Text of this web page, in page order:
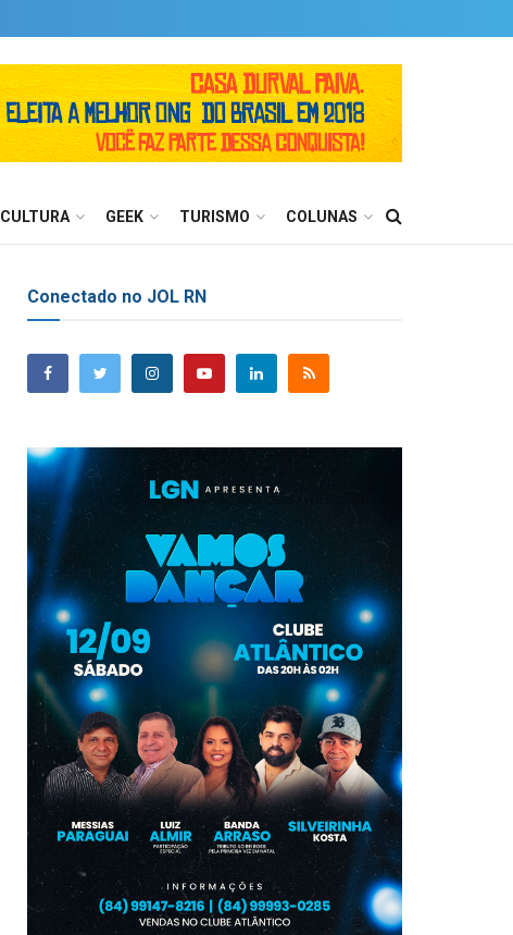
CULTURA GEEK TURISMO COLUNAS
Conectado no JOL RN